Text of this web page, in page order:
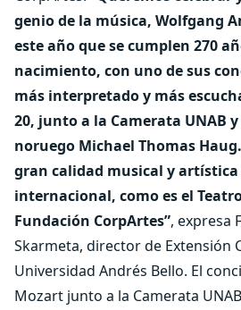
genio de la música, Wolfgang
este año que se cumplen 270
nacimiento, con uno de sus
más interpretado y más
20, junto a la Camerata UNAB
noruego Michael Thomas
gran calidad musical y artística
internacional, como es el
Fundación CorpArtes”, expresa
Skarmeta, director de Extensión
Universidad Andrés Bello. El
Mozart junto a la Camerata